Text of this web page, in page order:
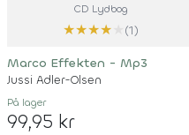
CD Lydbog
★★★★
(1)
Marco Effekten - Mp3
Jussi Adler-Olsen
På lager
99,95 kr